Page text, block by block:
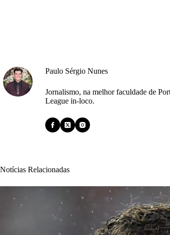
Paulo Sérgio Nunes
Jornalismo, na melhor faculdade de
League in-loco.
Notícias Relacionadas